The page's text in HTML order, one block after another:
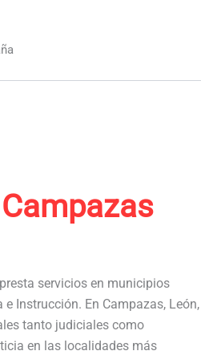
servicios en municipios
Instrucción. En Campazas, León,
tanto judiciales como
en las localidades más